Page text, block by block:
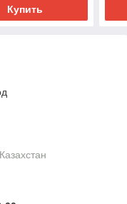
Купить